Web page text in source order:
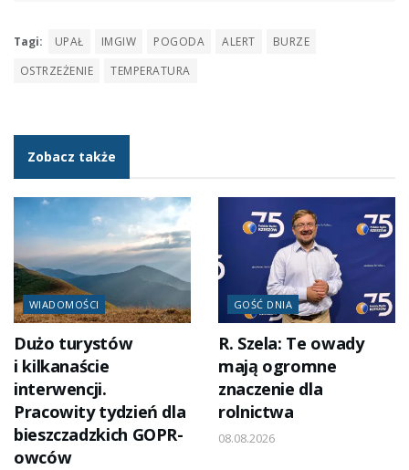
Tagi: UPAŁ IMGIW POGODA ALERT
BURZE
OSTRZEŻENIE
TEMPERATURA
Zobacz także
WIADOMOŚCI
Dużo turystów
i kilkanaście
interwencji.
Pracowity tydzień dla
bieszczadzkich GOPR-
owców
GOŚĆ DNIA
R. Szela: Te owady
mają ogromne
znaczenie dla
rolnictwa
08.08.2026